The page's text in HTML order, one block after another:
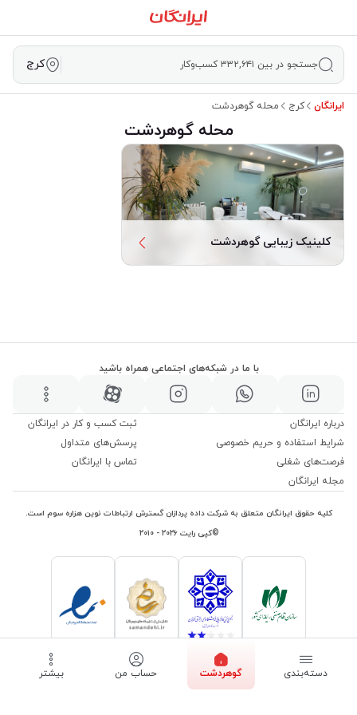
جستجو در بین ۳۳۲,۶۴۱ کسب‌وکار کرج
ایرانگان کرج محله گوهردشت
محله گوهردشت
کلینیک زیبایی گوهردشت
با ما در شبکه‌های اجتماعی همراه باشید
درباره ایرانگان
شرایط استفاده و حریم خصوصی
فرصت‌های شغلی
مجله ایرانگان
ثبت کسب و کار در ایرانگان
پرسش‌های متداول
تماس با ایرانگان
کلیه حقوق ایرانگان متعلق به شرکت داده پردازان گسترش ارتباطات نوین هزاره سوم است.
©کپی رایت ۲۰۲۶ - ۲۰۱۰
دسته‌بندی گوهردشت حساب من بیشتر